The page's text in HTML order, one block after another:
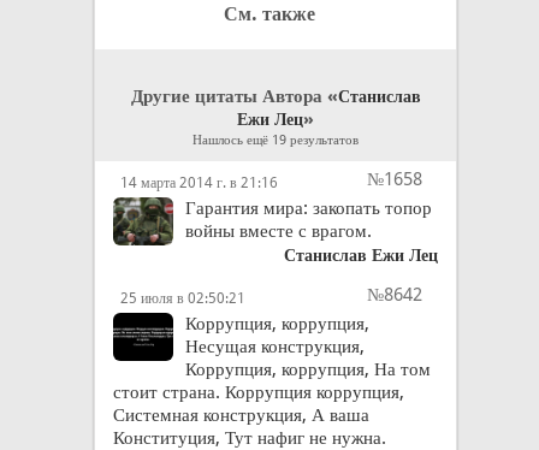
См. также
Другие цитаты Автора «Станислав
Ежи Лец»
Нашлось ещё 19 результатов
14 марта 2014 г. в 21:16
№1658
Гарантия мира: закопать топор
войны вместе с врагом.
Станислав Ежи Лец
25 июля в 02:50:21
№8642
Коррупция, коррупция,
Несущая конструкция,
Коррупция, коррупция, На том
стоит страна. Коррупция коррупция,
Системная конструкция, А ваша
Конституция, Тут нафиг не нужна.